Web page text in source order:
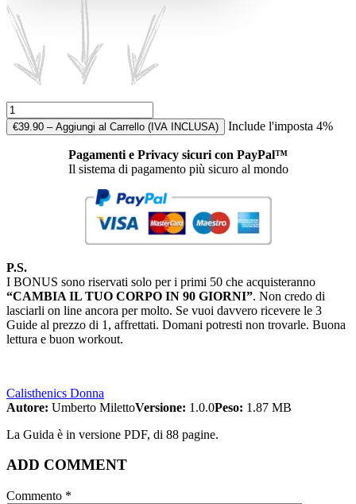
€39.90 – Aggiungi al Carrello (IVA INCLUSA) Include l'imposta 4%
Pagamenti e Privacy sicuri con PayPal™
Il sistema di pagamento più sicuro al mondo
P.S.
I BONUS sono riservati solo per i primi 50 che acquisteranno
“CAMBIA IL TUO CORPO IN 90 GIORNI”. Non credo di
lasciarli on line ancora per molto. Se vuoi davvero ricevere le 3
Guide al prezzo di 1, affrettati. Domani potresti non trovarle. Buona
lettura e buon workout.
Calisthenics Donna
Autore: Umberto MilettoVersione: 1.0.0Peso: 1.87 MB
La Guida è in versione PDF, di 88 pagine.
ADD COMMENT
Commento *